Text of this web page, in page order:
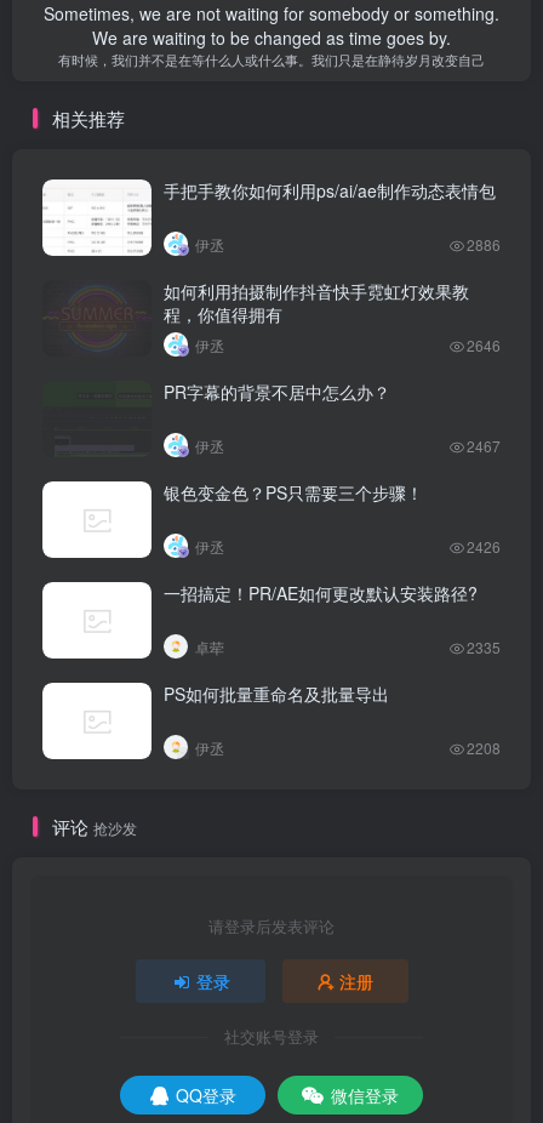
Sometimes, we are not waiting for somebody or something.
We are waiting to be changed as time goes by.
有时候，我们并不是在等什么人或什么事。我们只是在静待岁月改变自己
相关推荐
手把手教你如何利用ps/ai/ae制作动态表情包
伊丞 2886
如何利用拍摄制作抖音快手霓虹灯效果教
程，你值得拥有
伊丞 2646
PR字幕的背景不居中怎么办？
伊丞 2467
银色变金色？PS只需要三个步骤！
伊丞 2426
一招搞定！PR/AE如何更改默认安装路径?
卓荦 2335
PS如何批量重命名及批量导出
伊丞 2208
评论 抢沙发
请登录后发表评论
登录 注册
社交账号登录
QQ登录 微信登录